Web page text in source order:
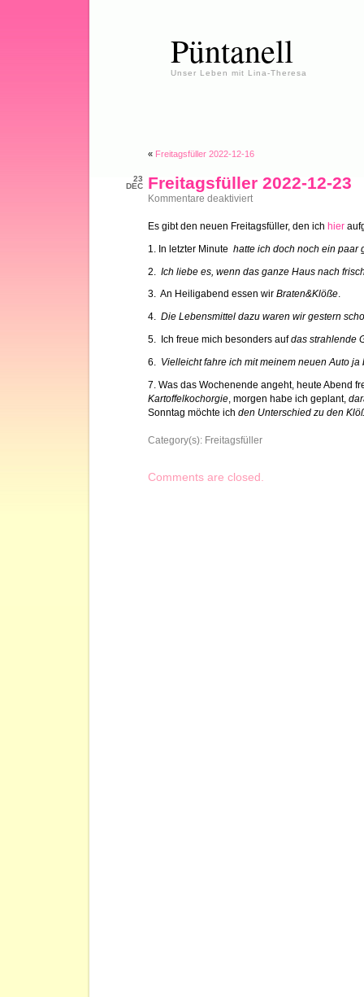
Püntanell
Unser Leben mit Lina-Theresa
« Freitagsfüller 2022-12-16
23
DEC
Freitagsfüller 2022-12-23
Kommentare deaktiviertfür
12-
Es gibt den neuen Freitagsfüller, den ich hier
1. In letzter Minute hatte ich doch noch ein paar
2. Ich liebe es, wenn das ganze Haus nach
3. An Heiligabend essen wir Braten&Klöße.
4. Die Lebensmittel dazu waren wir gestern
5. Ich freue mich besonders aufdas strahlende
6. Vielleicht fahre ich mit meinem neuen Auto
7. Was das Wochenende angeht, heute Abend
Kartoffelkochorgie , morgen habe ich geplant,
Sonntag möchte ich den Unterschied zu den
Category(s): Freitagsfüller
Comments are closed.